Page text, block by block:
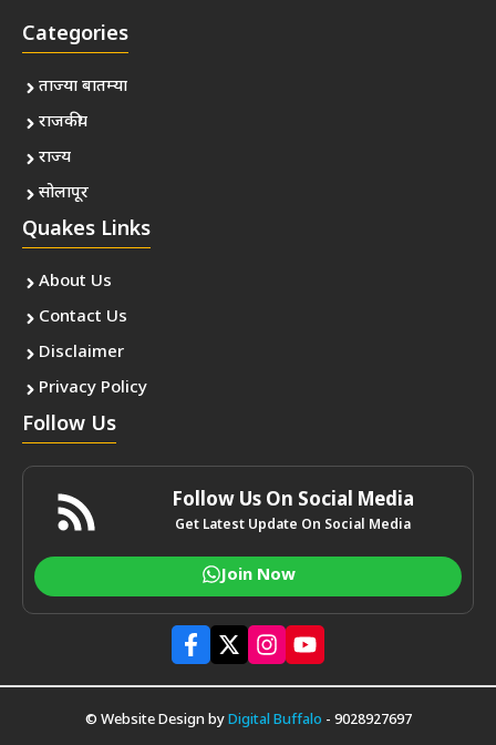
Categories
ताज्या बातम्या
राजकीय
राज्य
सोलापूर
Quakes Links
About Us
Contact Us
Disclaimer
Privacy Policy
Follow Us
Follow Us On Social Media
Get Latest Update On Social Media
Join Now
© Website Design byDigital Buffalo - 9028927697